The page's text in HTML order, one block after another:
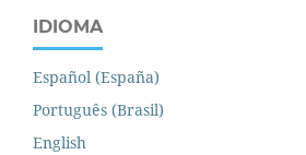
IDIOMA
Español (España)
Português (Brasil)
English